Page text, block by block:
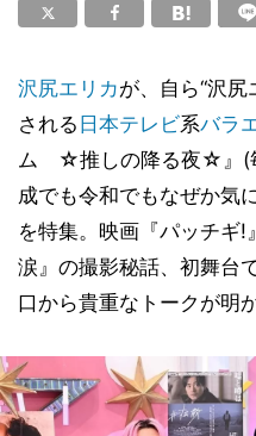
沢尻エリカが、自ら“沢
される 日本テレビ系バラ
ム ☆推しの降る夜☆』(
成でも令和でもなぜか気
を特集。映画『パッチギ!
涙』の撮影秘話、初舞台
口から貴重なトークが明